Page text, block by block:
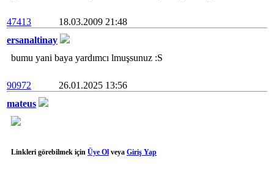
47413
18.03.2009 21:48
ersanaltinay
bumu yani baya yardımcı lmuşsunuz :S
90972
26.01.2025 13:56
mateus
Linkleri görebilmek için Üye Ol veya Giriş Yap